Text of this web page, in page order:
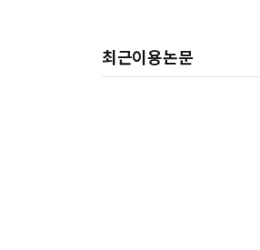
[동시] 우리 마을 외 19편
최근이용논문